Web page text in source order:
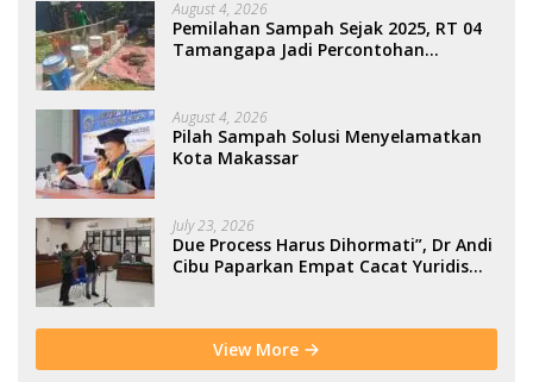
August 4, 2026
Pemilahan Sampah Sejak 2025, RT 04
Tamangapa Jadi Percontohan
August 4, 2026
Pilah Sampah Solusi Menyelamatkan
Kota Makassar
July 23, 2026
Due Process Harus Dihormati”, Dr Andi
Cibu Paparkan Empat Cacat Yuridis
View More